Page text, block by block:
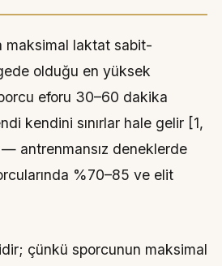
maksimal laktat sabit-
olduğu en yüksek
eforu 30–60 dakika
kendini sınırlar hale gelir [1,
antrenmansız deneklerde
%70–85 ve elit
çünkü sporcunun maksimal